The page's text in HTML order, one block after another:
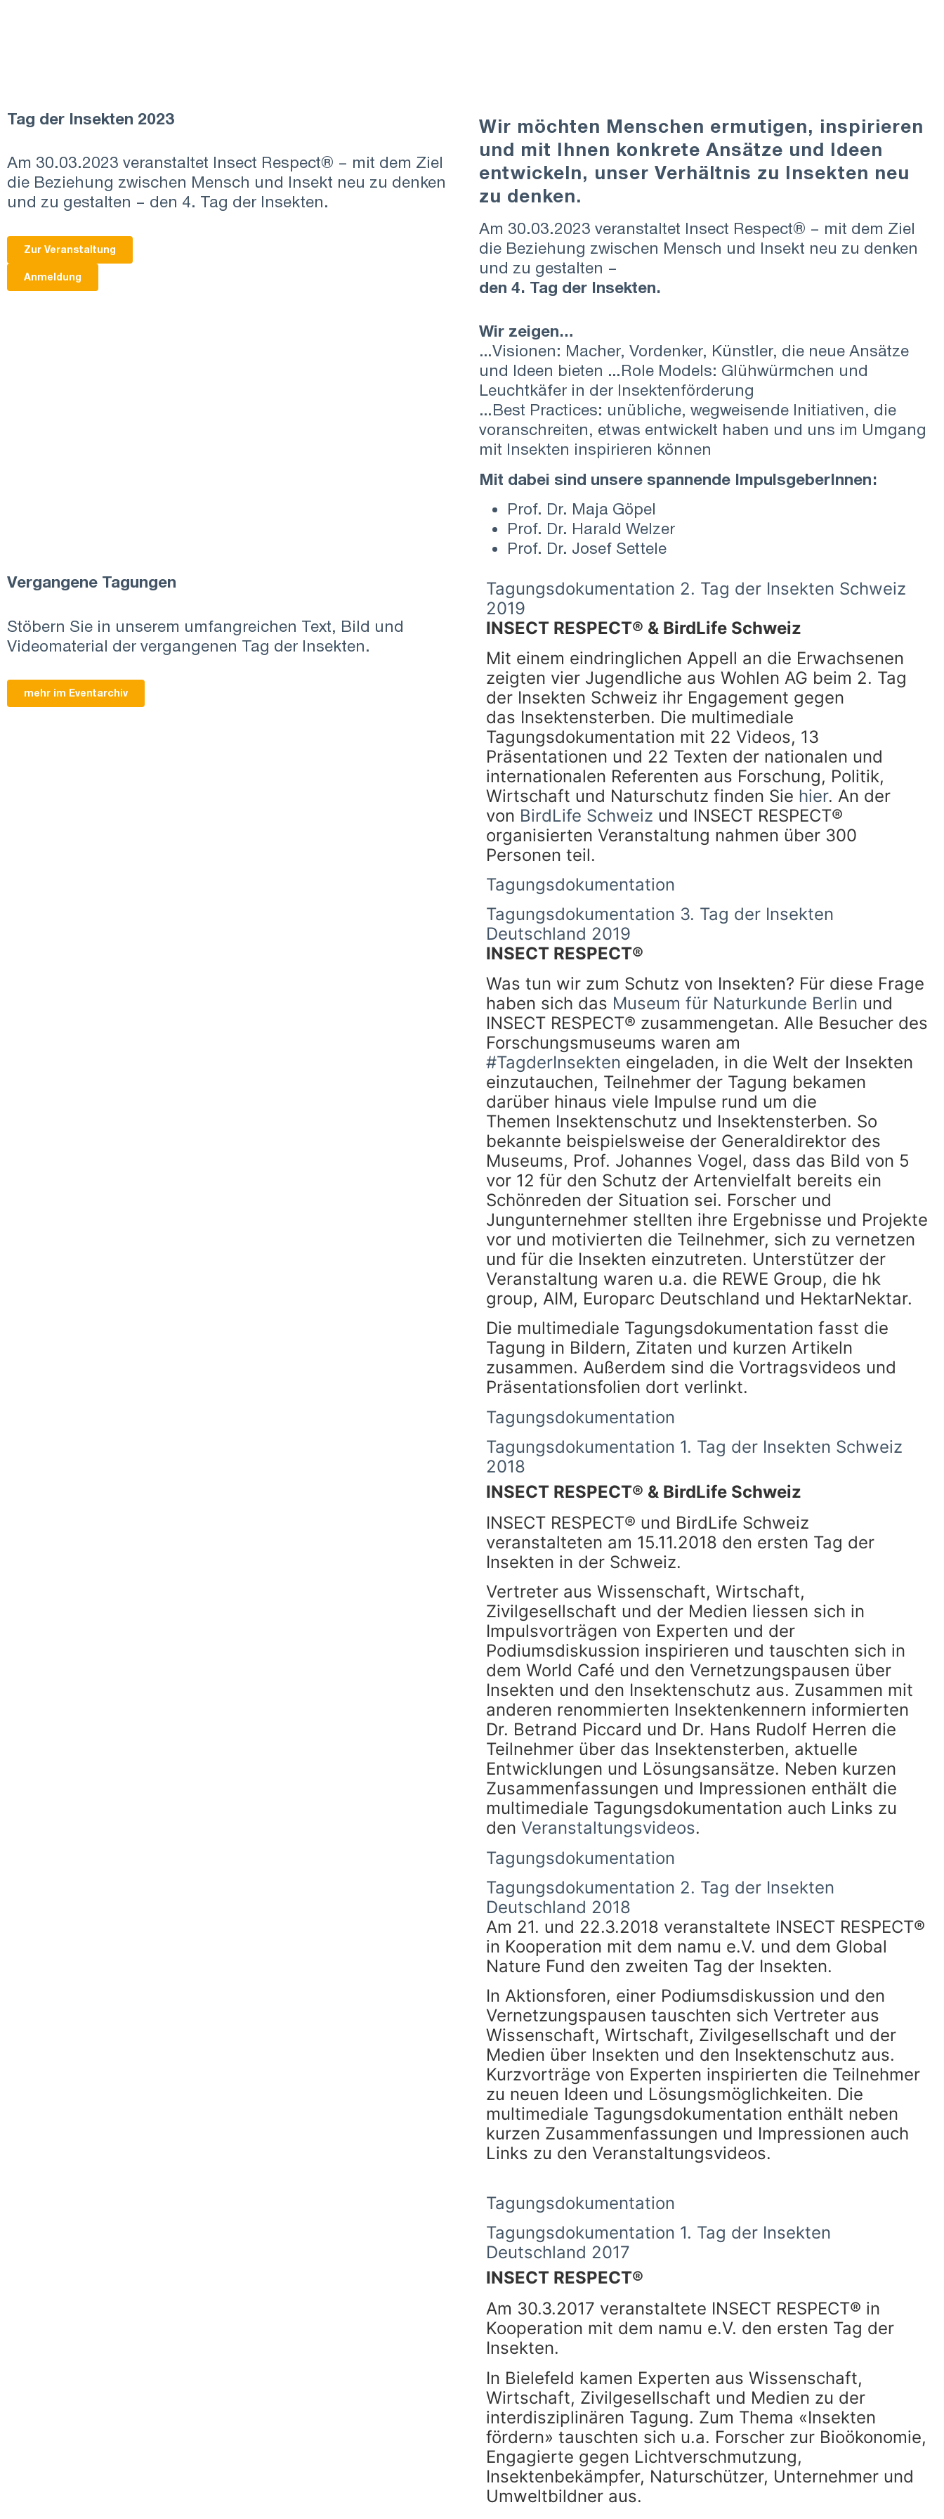
Tag der Insekten 2023
Am 30.03.2023 veranstaltet Insect Respect® – mit dem Ziel
die Beziehung zwischen Mensch und Insekt neu zu denken
und zu gestalten – den 4. Tag der Insekten.
Zur Veranstaltung
Anmeldung
Wir möchten Menschen ermutigen, inspirieren
und mit Ihnen konkrete Ansätze und Ideen
entwickeln, unser Verhältnis zu Insekten neu
zu denken.
Am 30.03.2023 veranstaltet Insect Respect® – mit dem Ziel
die Beziehung zwischen Mensch und Insekt neu zu denken
und zu gestalten –
den 4. Tag der Insekten.
Wir zeigen…
…Visionen: Macher, Vordenker, Künstler, die neue Ansätze
und Ideen bieten …Role Models: Glühwürmchen und
Leuchtkäfer in der Insektenförderung
…Best Practices: unübliche, wegweisende Initiativen, die
voranschreiten, etwas entwickelt haben und uns im Umgang
mit Insekten inspirieren können
Mit dabei sind unsere spannende ImpulsgeberInnen:
Prof. Dr. Maja Göpel
Prof. Dr. Harald Welzer
Prof. Dr. Josef Settele
Vergangene Tagungen
Stöbern Sie in unserem umfangreichen Text, Bild und
Videomaterial der vergangenen Tag der Insekten.
mehr im Eventarchiv
Tagungsdokumentation 2. Tag der Insekten Schweiz
2019
INSECT RESPECT® & BirdLife Schweiz
Mit einem eindringlichen Appell an die Erwachsenen
zeigten vier Jugendliche aus Wohlen AG beim 2. Tag
der Insekten Schweiz ihr Engagement gegen
das Insektensterben. Die multimediale
Tagungsdokumentation mit 22 Videos, 13
Präsentationen und 22 Texten der nationalen und
internationalen Referenten aus Forschung, Politik,
Wirtschaft und Naturschutz finden Sie hier. An der
von BirdLife Schweiz und INSECT RESPECT®
organisierten Veranstaltung nahmen über 300
Personen teil.
Tagungsdokumentation
Tagungsdokumentation 3. Tag der Insekten
Deutschland 2019
INSECT RESPECT®
Was tun wir zum Schutz von Insekten? Für diese Frage
haben sich das Museum für Naturkunde Berlin und
INSECT RESPECT® zusammengetan. Alle Besucher des
Forschungsmuseums waren am
#TagderInsekten eingeladen, in die Welt der Insekten
einzutauchen, Teilnehmer der Tagung bekamen
darüber hinaus viele Impulse rund um die
Themen Insektenschutz und Insektensterben. So
bekannte beispielsweise der Generaldirektor des
Museums, Prof. Johannes Vogel, dass das Bild von 5
vor 12 für den Schutz der Artenvielfalt bereits ein
Schönreden der Situation sei. Forscher und
Jungunternehmer stellten ihre Ergebnisse und Projekte
vor und motivierten die Teilnehmer, sich zu vernetzen
und für die Insekten einzutreten. Unterstützer der
Veranstaltung waren u.a. die REWE Group, die hk
group, AIM, Europarc Deutschland und HektarNektar.
Die multimediale Tagungsdokumentation fasst die
Tagung in Bildern, Zitaten und kurzen Artikeln
zusammen. Außerdem sind die Vortragsvideos und
Präsentationsfolien dort verlinkt.
Tagungsdokumentation
Tagungsdokumentation 1. Tag der Insekten Schweiz
2018
INSECT RESPECT® & BirdLife Schweiz
INSECT RESPECT® und BirdLife Schweiz
veranstalteten am 15.11.2018 den ersten Tag der
Insekten in der Schweiz.
Vertreter aus Wissenschaft, Wirtschaft,
Zivilgesellschaft und der Medien liessen sich in
Impulsvorträgen von Experten und der
Podiumsdiskussion inspirieren und tauschten sich in
dem World Café und den Vernetzungspausen über
Insekten und den Insektenschutz aus. Zusammen mit
anderen renommierten Insektenkennern informierten
Dr. Betrand Piccard und Dr. Hans Rudolf Herren die
Teilnehmer über das Insektensterben, aktuelle
Entwicklungen und Lösungsansätze. Neben kurzen
Zusammenfassungen und Impressionen enthält die
multimediale Tagungsdokumentation auch Links zu
den Veranstaltungsvideos.
Tagungsdokumentation
Tagungsdokumentation 2. Tag der Insekten
Deutschland 2018
Am 21. und 22.3.2018 veranstaltete INSECT RESPECT®
in Kooperation mit dem namu e.V. und dem Global
Nature Fund den zweiten Tag der Insekten.
In Aktionsforen, einer Podiumsdiskussion und den
Vernetzungspausen tauschten sich Vertreter aus
Wissenschaft, Wirtschaft, Zivilgesellschaft und der
Medien über Insekten und den Insektenschutz aus.
Kurzvorträge von Experten inspirierten die Teilnehmer
zu neuen Ideen und Lösungsmöglichkeiten. Die
multimediale Tagungsdokumentation enthält neben
kurzen Zusammenfassungen und Impressionen auch
Links zu den Veranstaltungsvideos.
Tagungsdokumentation
Tagungsdokumentation 1. Tag der Insekten
Deutschland 2017
INSECT RESPECT®
Am 30.3.2017 veranstaltete INSECT RESPECT® in
Kooperation mit dem namu e.V. den ersten Tag der
Insekten.
In Bielefeld kamen Experten aus Wissenschaft,
Wirtschaft, Zivilgesellschaft und Medien zu der
interdisziplinären Tagung. Zum Thema «Insekten
fördern» tauschten sich u.a. Forscher zur Bioökonomie,
Engagierte gegen Lichtverschmutzung,
Insektenbekämpfer, Naturschützer, Unternehmer und
Umweltbildner aus.